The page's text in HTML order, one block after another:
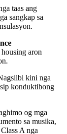
taas ang
sangkap sa
aron
kini nga
konduktibong
og mga
sa musika,
A nga